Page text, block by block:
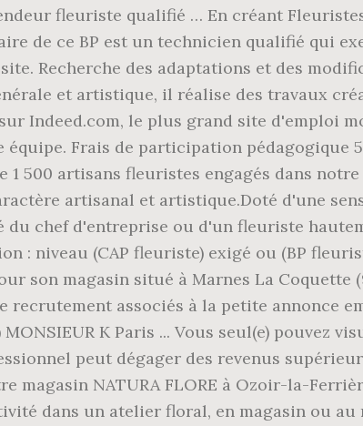
fleuriste qualifié … En créant
de ce BP est un technicien qualifié qui
Recherche des adaptations et des
et artistique, il réalise des travaux
Indeed.com, le plus grand site d'emploi
Frais de participation pédagogique
500 artisans fleuristes engagés dans
artisanal et artistique.Doté d'une
chef d'entreprise ou d'un fleuriste
: niveau (CAP fleuriste) exigé ou (BP
son magasin situé à Marnes La Coquette
recrutement associés à la petite annonce
K Paris ... Vous seul(e) pouvez
peut dégager des revenus
NATURA FLORE à Ozoir-la-
dans un atelier floral, en magasin ou au